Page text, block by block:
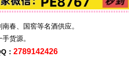
春、国窖等名酒供应。
货源。
： 2789142426